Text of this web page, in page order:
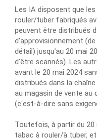
Les IA disposent que
rouler/tuber fabriqués
peuvent être distribués
d'approvisionnement
détail) jusqu'au 20 mai
d'être scannés). Les
avant le 20 mai 2024
distribués dans la
au magasin de vente au
(c'est-à-dire sans
Toutefois, à partir du
tabac à rouler/à tuber,